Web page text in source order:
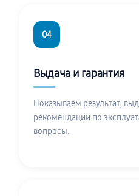
04
Выдача и гарантия
Показываем результат,
рекомендации по
вопросы.